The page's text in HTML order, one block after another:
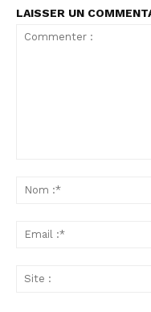
LAISSER UN